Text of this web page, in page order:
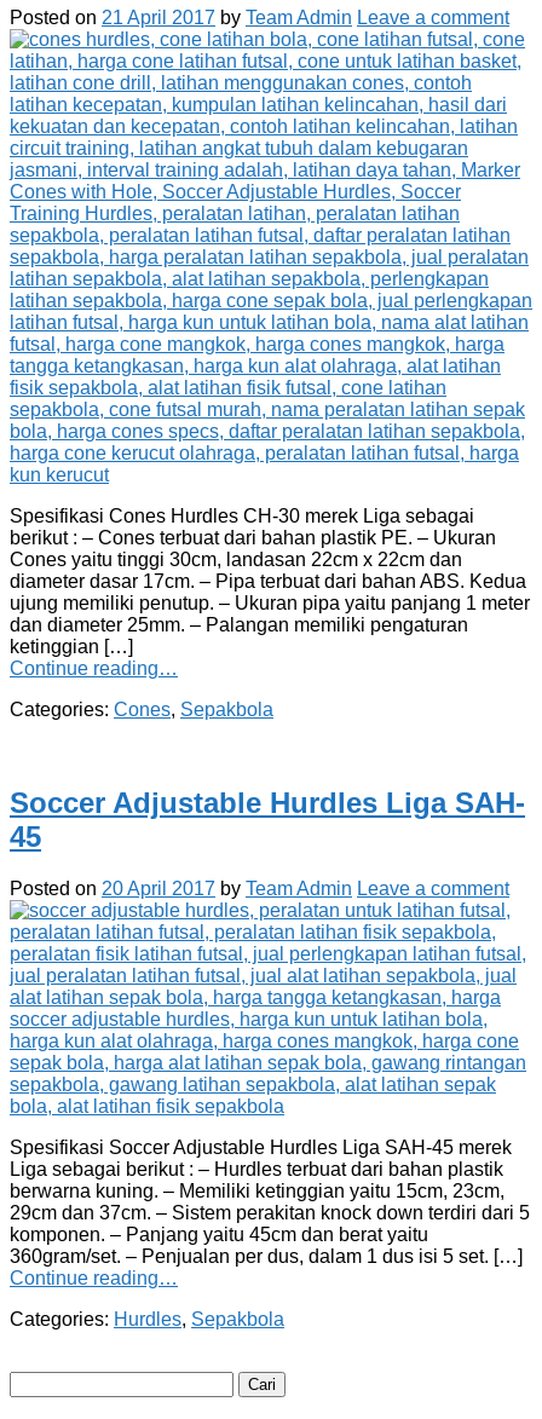
Posted on 21 April 2017 by Team Admin Leave a comment
Spesifikasi Cones Hurdles CH-30 merek Liga sebagai
berikut : – Cones terbuat dari bahan plastik PE. – Ukuran
Cones yaitu tinggi 30cm, landasan 22cm x 22cm dan
diameter dasar 17cm. – Pipa terbuat dari bahan ABS. Kedua
ujung memiliki penutup. – Ukuran pipa yaitu panjang 1 meter
dan diameter 25mm. – Palangan memiliki pengaturan
ketinggian […]
Continue reading…
Categories: Cones, Sepakbola
Soccer Adjustable Hurdles Liga SAH-
45
Posted on 20 April 2017 by Team Admin Leave a comment
Spesifikasi Soccer Adjustable Hurdles Liga SAH-45 merek
Liga sebagai berikut : – Hurdles terbuat dari bahan plastik
berwarna kuning. – Memiliki ketinggian yaitu 15cm, 23cm,
29cm dan 37cm. – Sistem perakitan knock down terdiri dari 5
komponen. – Panjang yaitu 45cm dan berat yaitu
360gram/set. – Penjualan per dus, dalam 1 dus isi 5 set. […]
Continue reading…
Categories: Hurdles, Sepakbola
untuk: